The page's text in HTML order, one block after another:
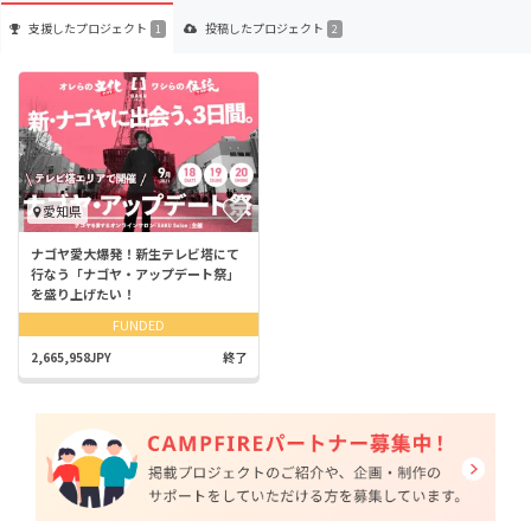
支援したプロジェクト 1 投稿したプロジェクト 2
愛知県
ナゴヤ愛大爆発！新生テレビ塔にて
行なう「ナゴヤ・アップデート祭」
を盛り上げたい！
FUNDED
2,665,958JPY 終了